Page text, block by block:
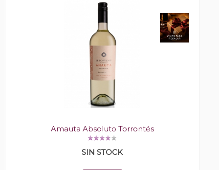
Amauta Absoluto Torrontés
SIN STOCK